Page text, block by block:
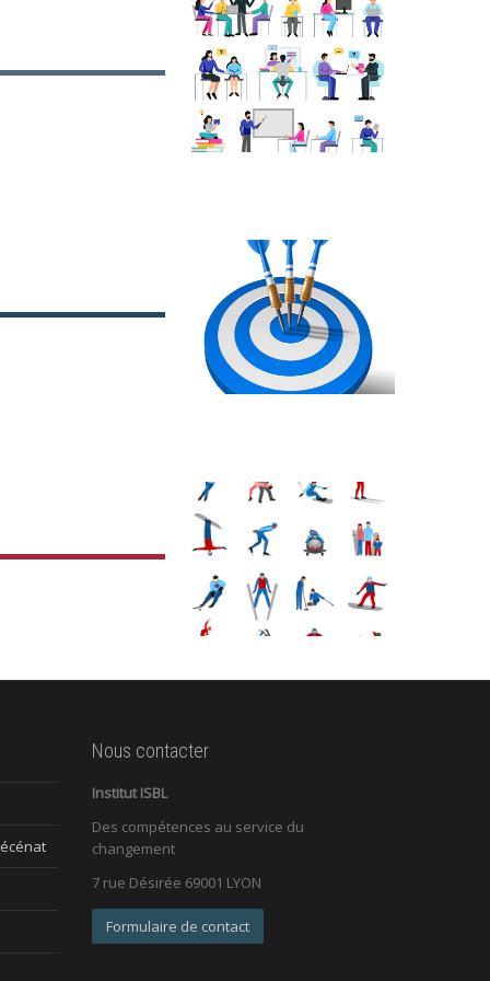
Nous contacter
Institut ISBL
Des compétences au service du
changement
7 rue Désirée 69001 LYON
Formulaire de contact